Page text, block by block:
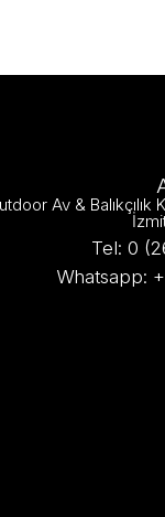
Av &
Tel: 0
Whatsapp: